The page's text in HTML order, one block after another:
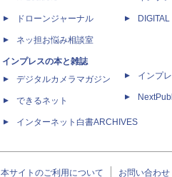
ドローンジャーナル
ネッ担お悩み相談室
インプレスの本と雑誌
デジタルカメラマガジン
できるネット
インターネット白書ARCHIVES
インプ
本サイトのご利用について お問い合わせ